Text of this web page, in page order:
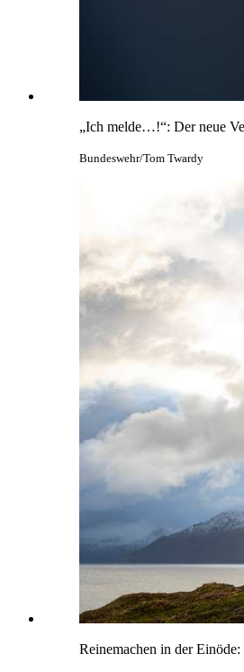
„Ich melde…!“: Der neue
Bundeswehr/Tom Twardy
Reinemachen in der